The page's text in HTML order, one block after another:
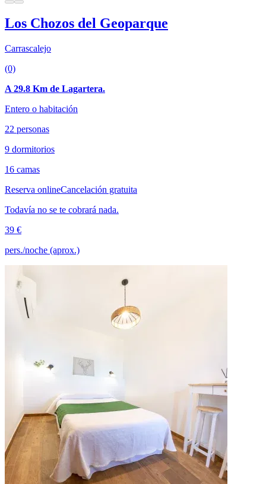
Los Chozos del Geoparque
Carrascalejo
(0)
A 29.8 Km de Lagartera.
Entero o habitación
22 personas
9 dormitorios
16 camas
Reserva onlineCancelación gratuita
Todavía no se te cobrará nada.
39 €
pers./noche (aprox.)